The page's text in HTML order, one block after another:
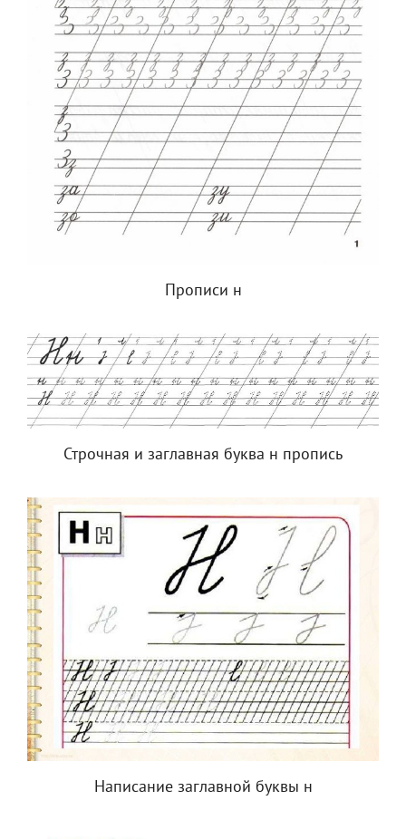
Прописи н
Строчная и заглавная буква н пропись
Написание заглавной буквы н